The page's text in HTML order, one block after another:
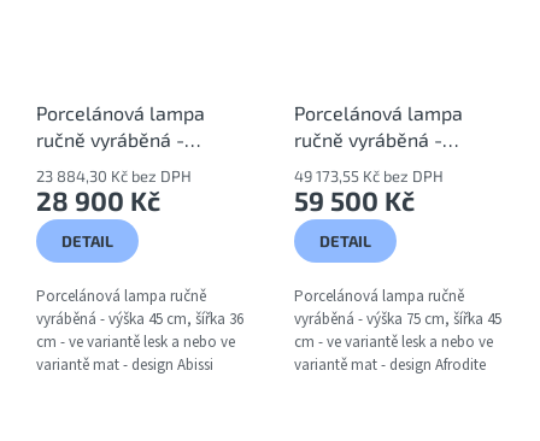
Porcelánová lampa
ručně vyráběná -
design Abissi
SKU/4483
23 884,30 Kč bez DPH
28 900 Kč
DETAIL
Porcelánová lampa ručně
vyráběná - výška 45 cm, šířka 36
cm - ve variantě lesk a nebo ve
variantě mat - design Abissi
Porcelánová lampa
ručně vyráběná -
design Afrodite
SKU/4535
49 173,55 Kč bez DPH
59 500 Kč
DETAIL
Porcelánová lampa ručně
vyráběná - výška 75 cm, šířka 45
cm - ve variantě lesk a nebo ve
variantě mat - design Afrodite